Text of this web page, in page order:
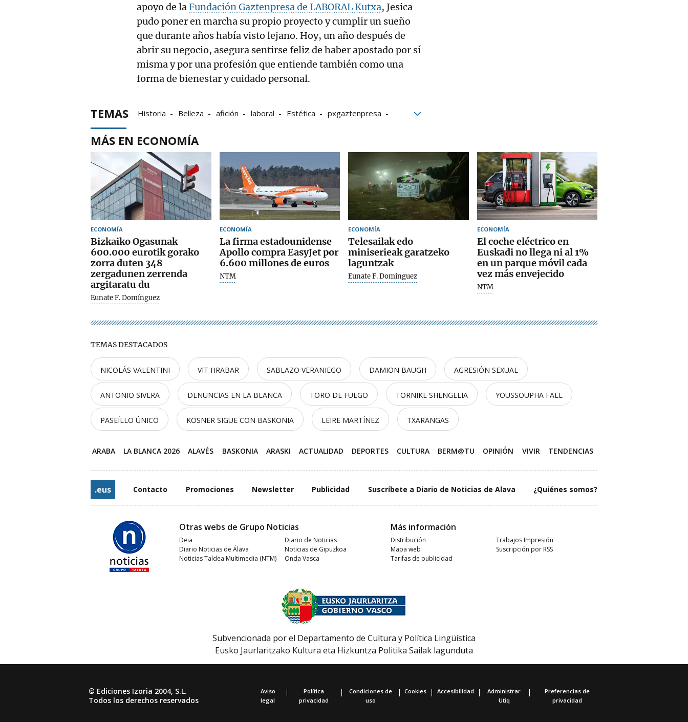
apoyo de laFundación Gaztenpresa de LABORAL Kutxa, Jesica
pudo poner en marcha su propio proyecto y cumplir un sueño
que durante años había visto lejano. Hoy, un año después de
abrir su negocio, asegura sentirse feliz de haber apostado por sí
misma y por una profesión que entiende también como una
forma de bienestar y cuidado personal.
TEMAS Historia Belleza afición laboral Estética
pxgaztenpresa
MÁS EN ECONOMÍA
ECONOMÍA
Bizkaiko Ogasunak
600.000 eurotik gorako
zorra duten 348
zergadunen zerrenda
argitaratu du
Eunate F. Domínguez
ECONOMÍA
La firma estadounidense
Apollo compra EasyJet por
6.600 millones de euros
NTM
ECONOMÍA
Telesailak edo
miniserieak garatzeko
laguntzak
Eunate F. Domínguez
ECONOMÍA
El coche eléctrico en
Euskadi no llega ni al 1%
en un parque móvil cada
vez más envejecido
NTM
TEMAS DESTACADOS
NICOLÁS VALENTINI VIT HRABAR SABLAZO VERANIEGO DAMION BAUGH AGRESIÓN SEXUAL
ANTONIO SIVERA DENUNCIAS EN LA BLANCA TORO DE FUEGO TORNIKE SHENGELIA YOUSSOUPHA FALL
PASEÍLLO ÚNICO KOSNER SIGUE CON BASKONIA LEIRE MARTÍNEZ TXARANGAS
ARABA LA BLANCA 2026 ALAVÉS BASKONIA ARASKI ACTUALIDAD DEPORTES CULTURA BERM@TU OPINIÓN VIVIR TENDENCIAS
.eus Contacto Promociones Newsletter Publicidad Suscríbete a Diario de Noticias de Alava ¿Quiénes somos?
Otras webs de Grupo Noticias
Deia
Diario de Noticias
Diario Noticias de Álava
Noticias de Gipuzkoa
Noticias Taldea Multimedia (NTM)
Onda Vasca
Más información
Distribución
Trabajos Impresión
Mapa web
Suscripción por RSS
Tarifas de publicidad
Subvencionada por el Departamento de Cultura y Política Lingüística
Eusko Jaurlaritzako Kultura eta Hizkuntza Politika Sailak lagunduta
© Ediciones Izoria 2004, S.L.
Todos los derechos reservados
Aviso
legal
Política
privacidad
Condiciones de
uso
Cookies Accesibilidad
Administrar
Utiq
Preferencias de
privacidad